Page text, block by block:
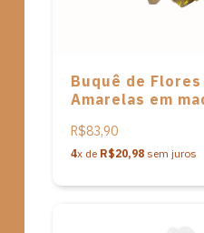
Buquê de Flores
Amarelas em
R$83,90
4x de R$20,98 sem juros